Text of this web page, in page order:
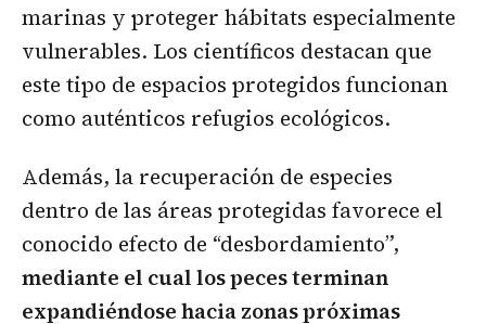
marinas y proteger hábitats especialmente
vulnerables. Los científicos destacan que
este tipo de espacios protegidos funcionan
como auténticos refugios ecológicos.
Además, la recuperación de especies
dentro de las áreas protegidas favorece el
conocido efecto de “desbordamiento”,
mediante el cual los peces terminan
expandiéndose hacia zonas próximas